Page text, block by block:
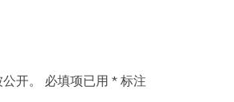
开。 必填项已用 * 标注